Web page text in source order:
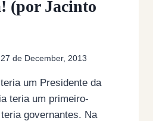
(por Jacinto
27 de December, 2013
um Presidente da
teria um primeiro-
governantes. Na